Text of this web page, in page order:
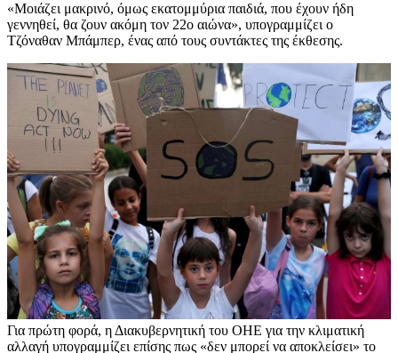
«Μοιάζει μακρινό, όμως εκατομμύρια παιδιά, που έχουν ήδη
γεννηθεί, θα ζουν ακόμη τον 22ο αιώνα», υπογραμμίζει ο
Τζόναθαν Μπάμπερ, ένας από τους συντάκτες της έκθεσης.
Για πρώτη φορά, η Διακυβερνητική του ΟΗΕ για την κλιματική
αλλαγή υπογραμμίζει επίσης πως «δεν μπορεί να αποκλείσει» το